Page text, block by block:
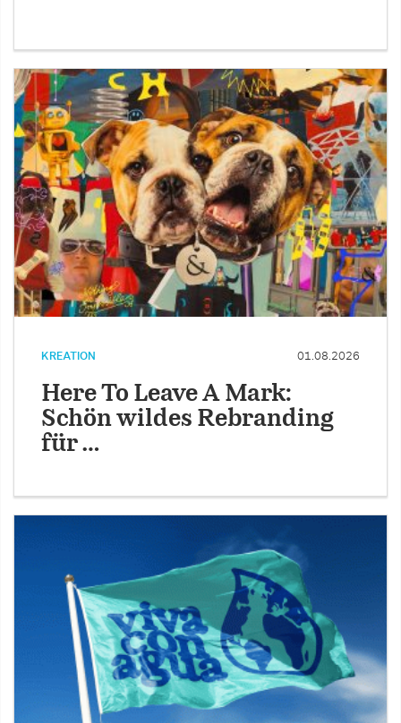
KREATION 01.08.2026
Here To Leave A Mark:
Schön wildes Rebranding
für …